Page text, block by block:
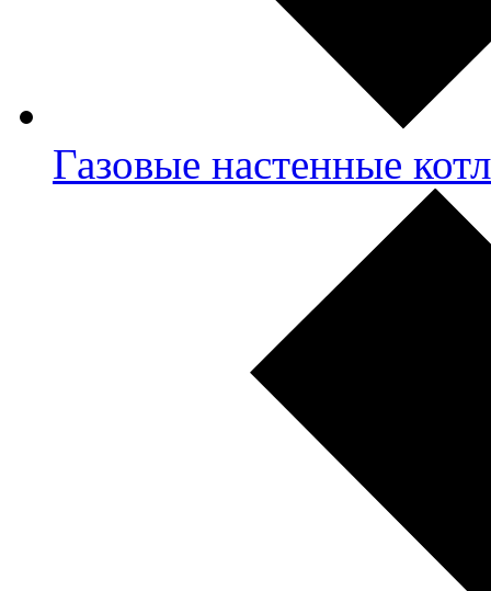
Газовые настенные